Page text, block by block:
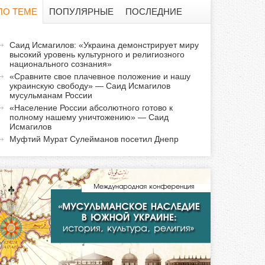
и
с
к
а
ТЕМЕ ПОПУЛЯРНЫЕ ПОСЛЕДНИЕ
Саид Исмагилов: «Украина демонстрирует миру
высокий уровень культурного и религиозного
национального сознания»
«Сравните свое плачевное положение и нашу
украинскую свободу» — Саид Исмагилов
мусульманам России
«Население России абсолютного готово к
полному нашему уничтожению» — Саид
Исмагилов
Муфтий Мурат Сулейманов посетил Днепр